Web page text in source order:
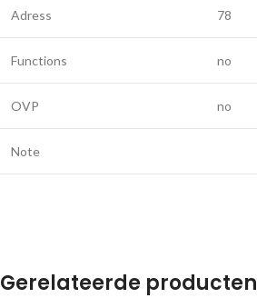
Adress 78
Functions no
OVP no
Note
Gerelateerde producten